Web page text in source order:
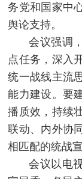
务党和国家中
舆论支持。
会议强调
点任务，深入
统一战线主流
能力建设。要
播质效，持续
联动、内外协
相匹配的统战
会议以电